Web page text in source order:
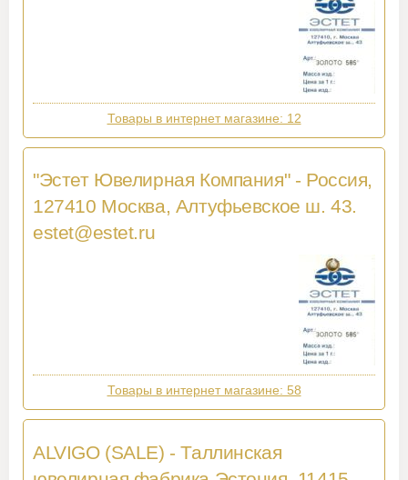
Товары в интернет магазине: 12
"Эстет Ювелирная Компания" - Россия,
127410 Москва, Алтуфьевское ш. 43.
estet@estet.ru
Товары в интернет магазине: 58
ALVIGO (SALE) - Таллинская